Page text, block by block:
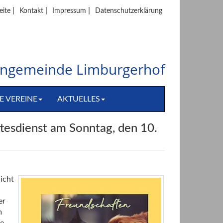
Kontakt Impressum Datenschutzerklärung
Limburgerhof
VEREINE AKTUELLES
am Sonntag, den 10.